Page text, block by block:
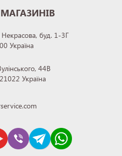
Некрасова, буд. 1-3Г
Україна
44В
Україна